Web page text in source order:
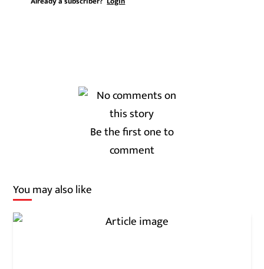
Be the first one to
comment
You may also like